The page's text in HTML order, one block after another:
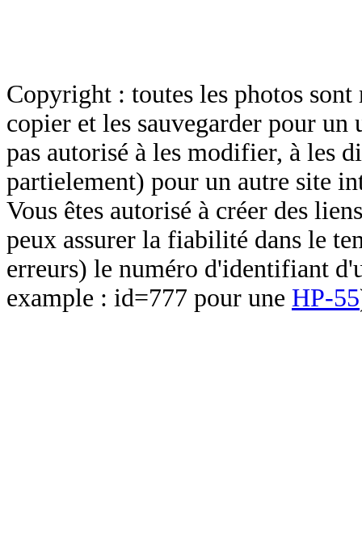
Copyright : toutes les photos sont
copier et les sauvegarder pour un
pas autorisé à les modifier, à les
partielement) pour un autre site
Vous êtes autorisé à créer des
peux assurer la fiabilité dans le
erreurs) le numéro d'identifiant
example : id=777 pour une HP-55